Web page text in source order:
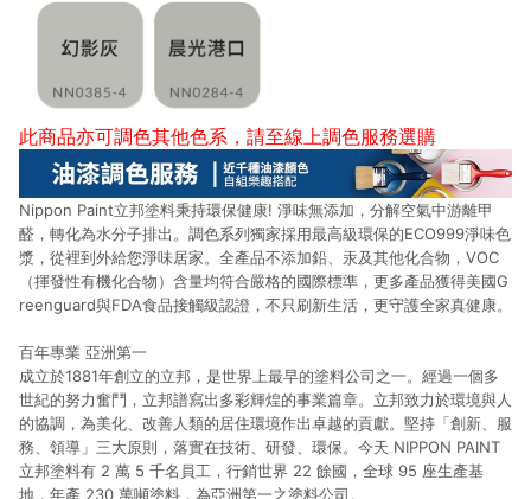
此商品亦可調色其他色系，請至線上調色服務選購
Nippon Paint立邦塗料秉持環保健康! 淨味無添加，分解空氣中游離甲
醛，轉化為水分子排出。調色系列獨家採用最高級環保的ECO999淨味色
漿，從裡到外給您淨味居家。全產品不添加鉛、汞及其他化合物，VOC
（揮發性有機化合物）含量均符合嚴格的國際標準，更多產品獲得美國G
reenguard與FDA食品接觸級認證，不只刷新生活，更守護全家真健康。
百年專業 亞洲第一
成立於1881年創立的立邦，是世界上最早的塗料公司之一。經過一個多
世紀的努力奮鬥，立邦譜寫出多彩輝煌的事業篇章。立邦致力於環境與人
的協調，為美化、改善人類的居住環境作出卓越的貢獻。堅持「創新、服
務、領導」三大原則，落實在技術、研發、環保。今天 NIPPON PAINT
立邦塗料有 2 萬 5 千名員工，行銷世界 22 餘國，全球 95 座生產基
地，年產 230 萬噸塗料，為亞洲第一之塗料公司。